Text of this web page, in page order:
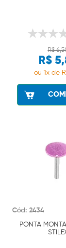
R$
R$
ou 1x de
Cód: 2434
PONTA